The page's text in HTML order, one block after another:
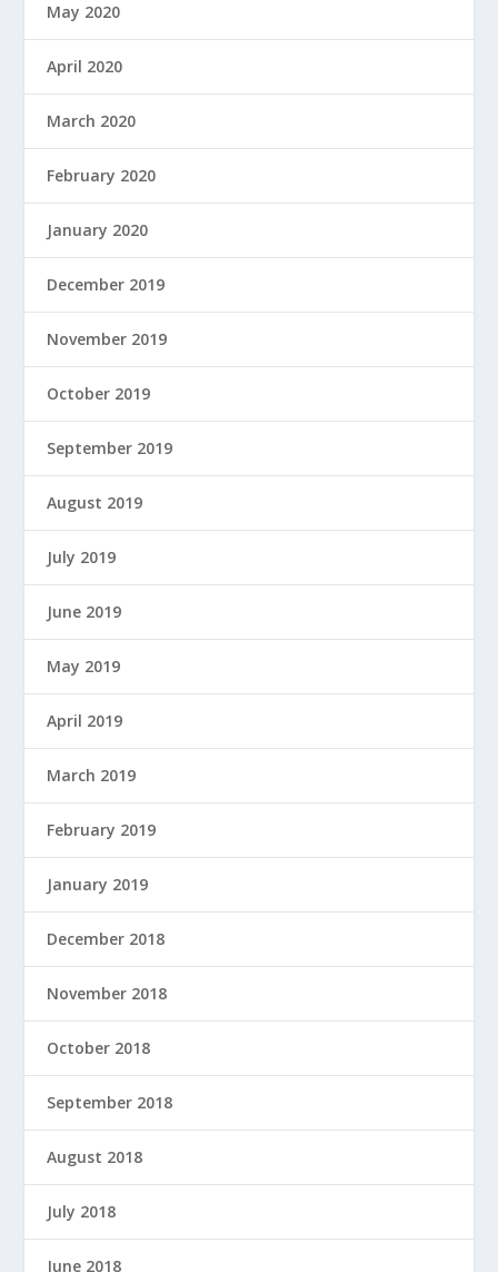
May 2020
April 2020
March 2020
February 2020
January 2020
December 2019
November 2019
October 2019
September 2019
August 2019
July 2019
June 2019
May 2019
April 2019
March 2019
February 2019
January 2019
December 2018
November 2018
October 2018
September 2018
August 2018
July 2018
June 2018